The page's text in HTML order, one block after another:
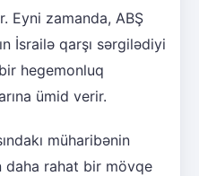
Eyni zamanda, ABŞ
İsrailə qarşı sərgilədiyi
hegemonluq
ümid verir.
müharibənin
daha rahat bir mövqe